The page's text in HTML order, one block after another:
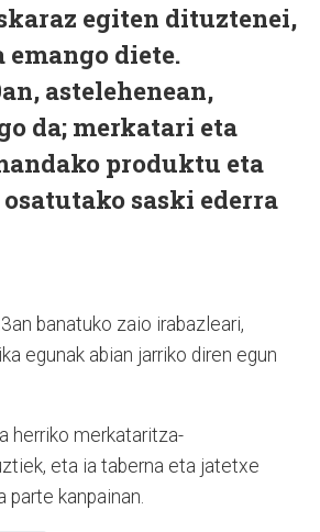
egiten dituztenei,
emango diete.
astelehenean,
da; merkatari eta
produktu eta
saski ederra
banatuko zaio irabazleari,
egunak abian jarriko diren egun
herriko merkataritza-
eta ia taberna eta jatetxe
parte kanpainan.